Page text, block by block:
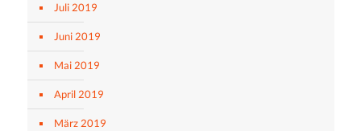
Juli 2019
Juni 2019
Mai 2019
April 2019
März 2019